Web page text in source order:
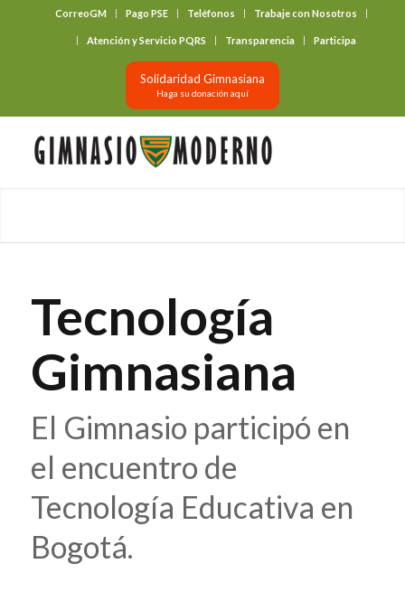
CorreoGM Pago PSE Teléfonos Trabaje con Nosotros
Atención y Servicio PQRS Transparencia Participa
Solidaridad Gimnasiana
Haga su donación aquí
Tecnología
Gimnasiana
El Gimnasio participó en
el encuentro de
Tecnología Educativa en
Bogotá.